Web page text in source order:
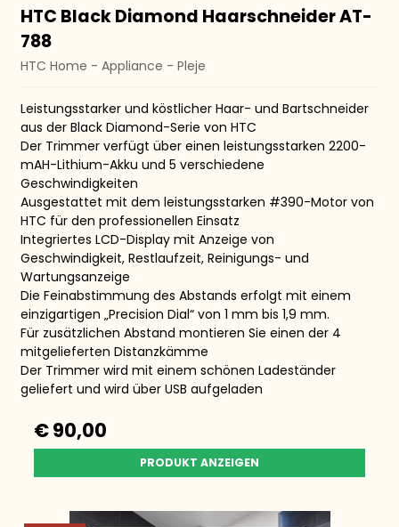
HTC Black Diamond Haarschneider AT-
788
HTC Home - Appliance - Pleje
Leistungsstarker und köstlicher Haar- und Bartschneider
aus der Black Diamond-Serie von HTC
Der Trimmer verfügt über einen leistungsstarken 2200-
mAH-Lithium-Akku und 5 verschiedene
Geschwindigkeiten
Ausgestattet mit dem leistungsstarken #390-Motor von
HTC für den professionellen Einsatz
Integriertes LCD-Display mit Anzeige von
Geschwindigkeit, Restlaufzeit, Reinigungs- und
Wartungsanzeige
Die Feinabstimmung des Abstands erfolgt mit einem
einzigartigen „Precision Dial“ von 1 mm bis 1,9 mm.
Für zusätzlichen Abstand montieren Sie einen der 4
mitgelieferten Distanzkämme
Der Trimmer wird mit einem schönen Ladeständer
geliefert und wird über USB aufgeladen
€ 90,00
PRODUKT ANZEIGEN